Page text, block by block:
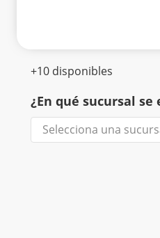
+10 disponibles
¿En qué sucursal